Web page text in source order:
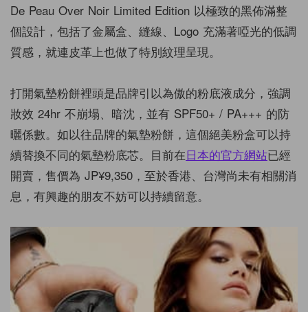
De Peau Over Noir Limited Edition 以極致的黑佈滿整
個設計，包括了金屬盒、縫線、Logo 充滿著啞光的低調
質感，就連皮革上也做了特別紋理呈現。
打開氣墊粉餅裡頭是品牌引以為傲的粉底液成分，強調
妝效 24hr 不崩塌、暗沈，並有 SPF50+ / PA+++ 的防
曬係數。如以往品牌的氣墊粉餅，這個絕美粉盒可以持
續替換不同的氣墊粉底芯。目前在日本的官方網站已經
開賣，售價為 JP¥9,350，至於香港、台灣尚未有相關消
息，有興趣的朋友不妨可以持續留意。